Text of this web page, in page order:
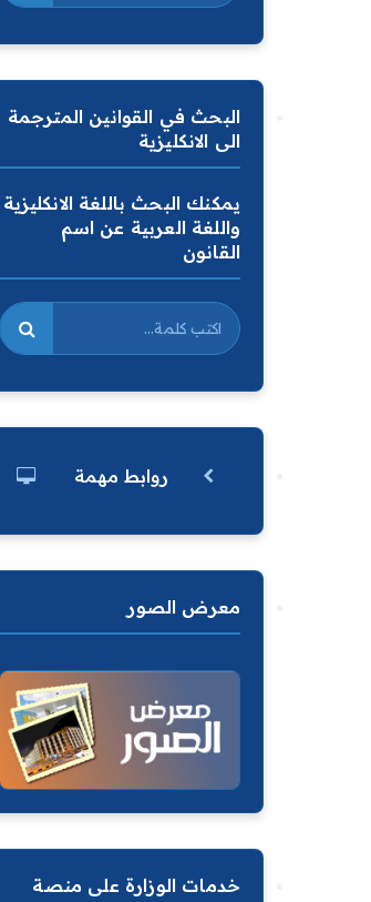
البحث في القوانين المترجمة
الى الانكليزية
يمكنك البحث باللغة الانكليزية
واللغة العربية عن اسم
القانون
روابط مهمة
معرض الصور
خدمات الوزارة على منصة